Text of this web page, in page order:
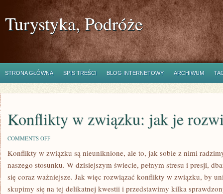
Turystyka, Podróże
STRONA GŁÓWNA SPIS TREŚCI BLOG INTERNETOWY ARCHIWUM
Konflikty w związku: jak je
COMMENTS OFFON
W
ZWIĄZKU:
JAK
JE
ROZWIĄZAĆ?
Konflikty w związku są‍ nieuniknione, ale to, jak‌ sobie z nimi
naszego stosunku. W dzisiejszym świecie, pełnym stresu i ​presji,
⁤się coraz ważniejsze. Jak więc rozwiązać konflikty w związku, by
skupimy się na tej delikatnej kwestii i przedstawimy kilka